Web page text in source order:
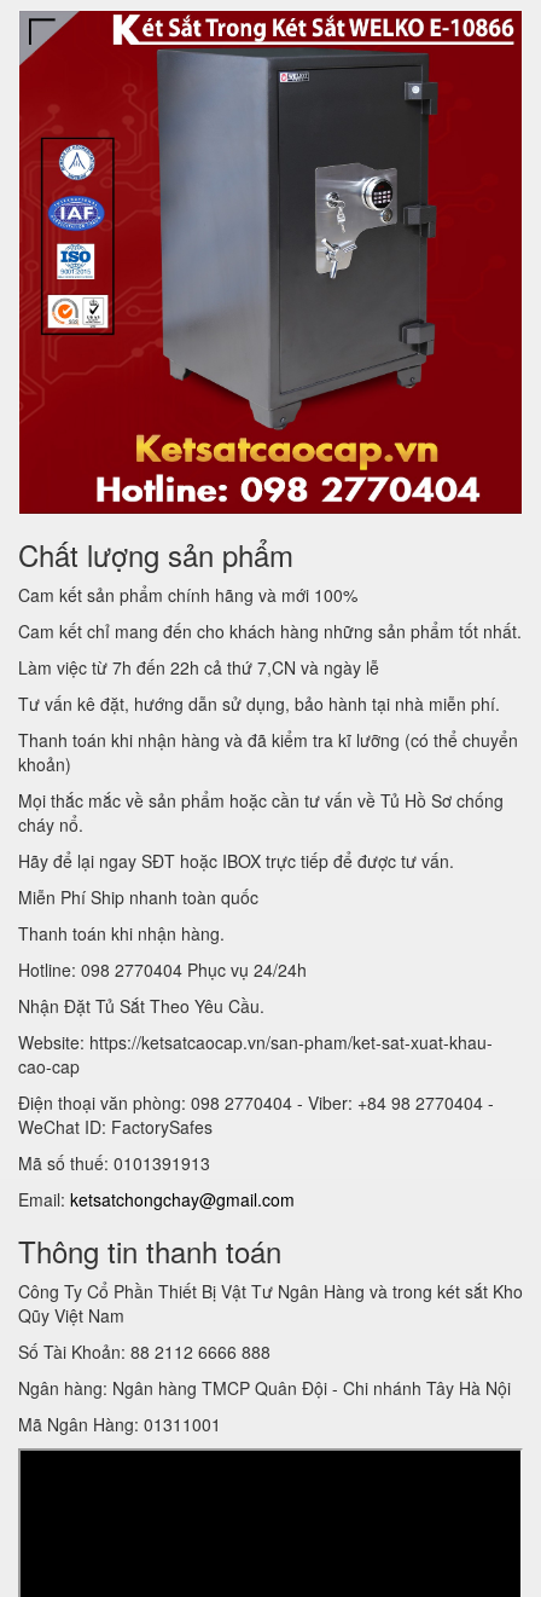
Chất lượng sản phẩm
Cam kết sản phẩm chính hãng và mới 100%
Cam kết chỉ mang đến cho khách hàng những sản phẩm tốt nhất.
Làm việc từ 7h đến 22h cả thứ 7,CN và ngày lễ
Tư vấn kê đặt, hướng dẫn sử dụng, bảo hành tại nhà miễn phí.
Thanh toán khi nhận hàng và đã kiểm tra kĩ lưỡng (có thể chuyển
khoản)
Mọi thắc mắc về sản phẩm hoặc cần tư vấn về Tủ Hồ Sơ chống
cháy nổ.
Hãy để lại ngay SĐT hoặc IBOX trực tiếp để được tư vấn.
Miễn Phí Ship nhanh toàn quốc
Thanh toán khi nhận hàng.
Hotline: 098 2770404 Phục vụ 24/24h
Nhận Đặt Tủ Sắt Theo Yêu Cầu.
Website: https://ketsatcaocap.vn/san-pham/ket-sat-xuat-khau-
cao-cap
Điện thoại văn phòng: 098 2770404 - Viber: +84 98 2770404 -
WeChat ID: FactorySafes
Mã số thuế: 0101391913
Email: ketsatchongchay@gmail.com
Thông tin thanh toán
Công Ty Cổ Phần Thiết Bị Vật Tư Ngân Hàng và trong két sắt Kho
Qũy Việt Nam
Số Tài Khoản: 88 2112 6666 888
Ngân hàng: Ngân hàng TMCP Quân Đội - Chi nhánh Tây Hà Nội
Mã Ngân Hàng: 01311001